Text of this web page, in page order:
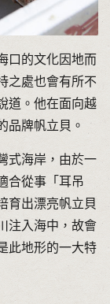
口的文化因地而
之處也會有所不
道。他在面向越
品牌帆立貝。
式海岸，由於一
合從事「耳吊
育出漂亮帆立貝
注入海中，故會
此地形的一大特